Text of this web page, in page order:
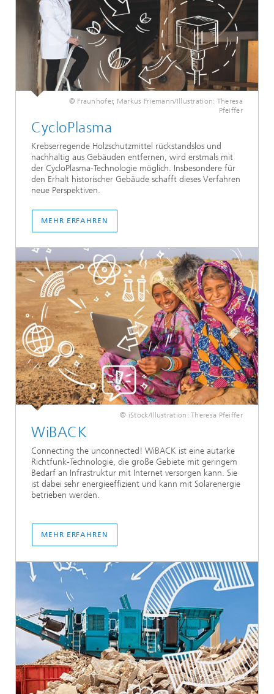
© Fraunhofer, Markus Friemann/Illustration: Theresa
Pfeiffer
CycloPlasma
Krebserregende Holzschutzmittel rückstandslos und
nachhaltig aus Gebäuden entfernen, wird erstmals mit
der CycloPlasma-Technologie möglich. Insbesondere für
den Erhalt historischer Gebäude schafft dieses Verfahren
neue Perspektiven.
MEHR ERFAHREN
© iStock/Illustration: Theresa Pfeiffer
WiBACK
Connecting the unconnected! WiBACK ist eine autarke
Richtfunk-Technologie, die große Gebiete mit geringem
Bedarf an Infrastruktur mit Internet versorgen kann. Sie
ist dabei sehr energieeffizient und kann mit Solarenergie
betrieben werden.
MEHR ERFAHREN